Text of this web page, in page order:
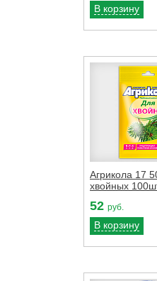
В корзину
Агрикола 17
хвойных
52 руб.
В корзину